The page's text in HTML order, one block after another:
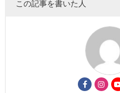
この記事を書いた人